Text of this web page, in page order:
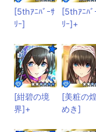
[5thｱﾆﾊﾞｰｻ
ﾘｰ]
[5thｱﾆﾊﾞ
ﾘｰ]+
[紺碧の境
界]+
[美粧の煌
めき]